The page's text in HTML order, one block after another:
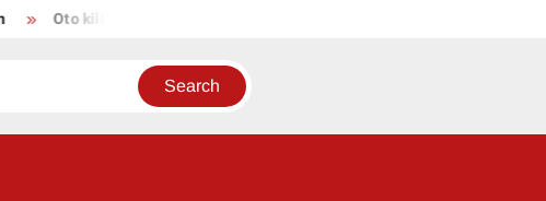
Oto kilka propozycji unikalnych tytułów zachowujących sens oryginału: 1.